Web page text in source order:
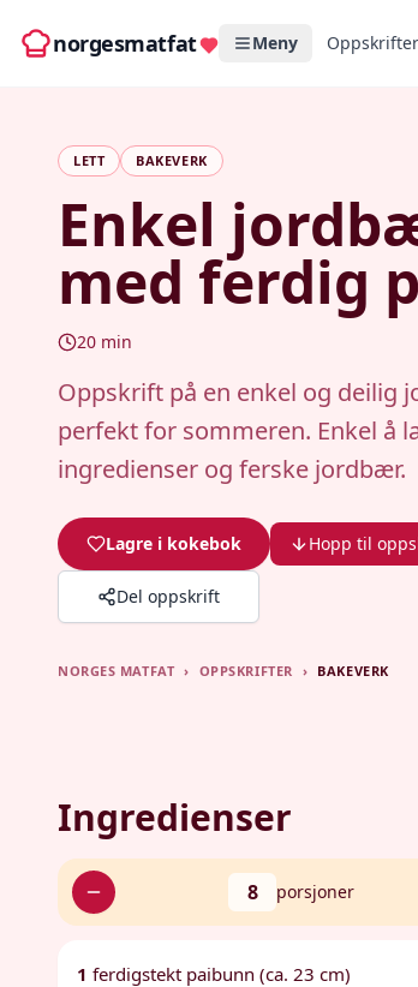
norgesmatfat Meny Oppskrifter
LETT BAKEVERK
Enkel
med ferdig
20 min
Oppskrift på en enkel og deilig
perfekt for sommeren. Enkel å
ingredienser og ferske jordbær.
Lagre i kokebok Hopp til
Del oppskrift
NORGES MATFAT › OPPSKRIFTER › BAKEVERK
Ingredienser
8 porsjoner
1 ferdigstekt paibunn (ca. 23 cm)